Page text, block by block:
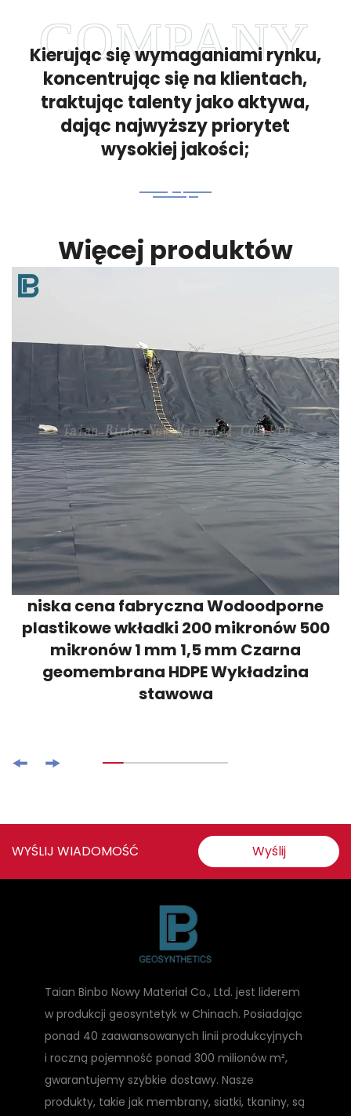
Kierując się wymaganiami rynku,
koncentrując się na klientach,
traktując talenty jako aktywa,
dając najwyższy priorytet
wysokiej jakości;
Więcej produktów
niska cena fabryczna Wodoodporne
plastikowe wkładki 200 mikronów 500
mikronów 1 mm 1,5 mm Czarna
geomembrana HDPE Wykładzina
stawowa
WYŚLIJ WIADOMOŚĆ Wyślij
Taian Binbo Nowy Materiał Co., Ltd. jest liderem
w produkcji geosyntetyk w Chinach. Posiadając
ponad 40 zaawansowanych linii produkcyjnych
i roczną pojemność ponad 300 milionów m²,
gwarantujemy szybkie dostawy. Nasze
produkty, takie jak membrany, siatki, tkaniny, są